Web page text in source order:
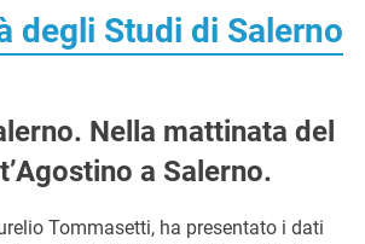
degli Studi di Salerno
Nella mattinata del
a Salerno.
Tommasetti, ha presentato i dati